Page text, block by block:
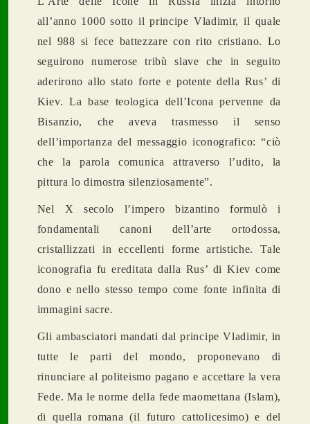
all’anno 1000 sotto il principe Vladimir, il quale
nel 988 si fece battezzare con rito cristiano. Lo
seguirono numerose tribù slave che in seguito
aderirono allo stato forte e potente della Rus’ di
Kiev. La base teologica dell’Icona pervenne da
Bisanzio, che aveva trasmesso il senso
dell’importanza del messaggio iconografico: “ciò
che la parola comunica attraverso l’udito, la
pittura lo dimostra silenziosamente”.
Nel X secolo l’impero bizantino formulò i
fondamentali canoni dell’arte ortodossa,
cristallizzati in eccellenti forme artistiche. Tale
iconografia fu ereditata dalla Rus’ di Kiev come
dono e nello stesso tempo come fonte infinita di
immagini sacre.
Gli ambasciatori mandati dal principe Vladimir, in
tutte le parti del mondo, proponevano di
rinunciare al politeismo pagano e accettare la vera
Fede. Ma le norme della fede maomettana (Islam),
di quella romana (il futuro cattolicesimo) e del